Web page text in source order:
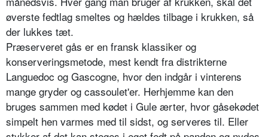
øverste fedtlag smeltes og hældes tilbage i krukken, så
der lukkes tæt.
Præserveret gås er en fransk klassiker og
konserveringsmetode, mest kendt fra distrikterne
Languedoc og Gascogne, hvor den indgår i vinterens
mange gryder og cassoulet'er. Herhjemme kan den
bruges sammen med kødet i Gule ærter, hvor gåsekødet
simpelt hen varmes med til sidst, og serveres til. Eller